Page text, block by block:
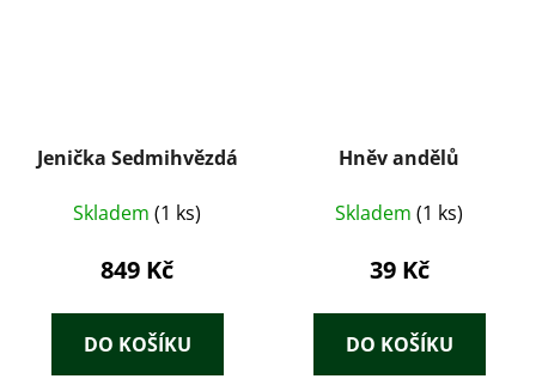
Jenička Sedmihvězdá
Skladem (1 ks)
849 Kč
DO KOŠÍKU
Hněv andělů
Skladem (1 ks)
39 Kč
DO KOŠÍKU